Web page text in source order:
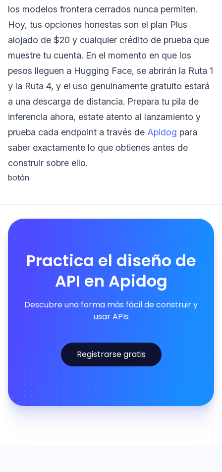
los modelos frontera cerrados nunca permiten.
Hoy, tus opciones honestas son el plan Plus
alojado de $20 y cualquier crédito de prueba que
muestre tu cuenta. En el momento en que los
pesos lleguen a Hugging Face, se abrirán la Ruta 1
y la Ruta 4, y el uso genuinamente gratuito estará
a una descarga de distancia. Prepara tu pila de
inferencia ahora, estate atento al lanzamiento y
prueba cada endpoint a través de Apidog para
saber exactamente lo que obtienes antes de
construir sobre ello.
botón
Practica el diseño de
API en Apidog
Descubre una forma más fácil de construir y
usar APIs
Registrarse gratis